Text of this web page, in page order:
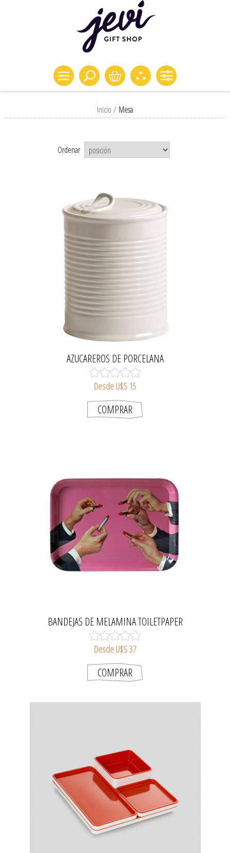
Inicio / Mesa
Ordenar
AZUCAREROS DE PORCELANA
Desde U$S 15
BANDEJAS DE MELAMINA TOILETPAPER
Desde U$S 37